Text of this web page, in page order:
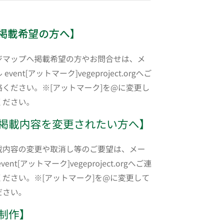
載希望の方へ】
マップへ掲載希望の方やお問合せは、メ
event[アットマーク]vegeproject.orgへご
ください。※[アットマーク]を@に変更し
さい。
掲載内容を変更されたい方へ】
内容の変更や取消し等のご要望は、メー
アットマーク]vegeproject.orgへご連
ださい。※[アットマーク]を@に変更して
い。
作】